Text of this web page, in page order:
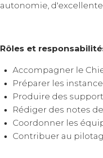
autonomie,
Rôles et
Accompagner le
Préparer les
Produire des
Rédiger des notes
Coordonner les
Contribuer au